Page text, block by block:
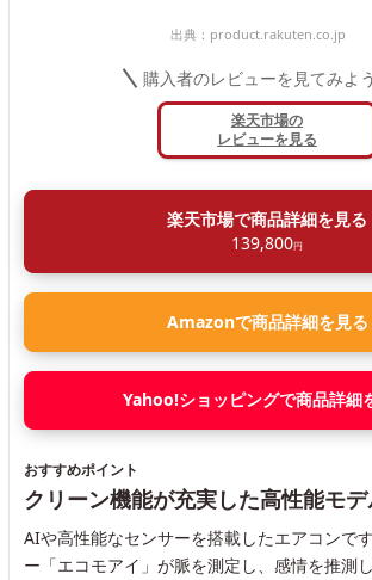
出典： product.rakuten.co.jp
購入者のレビューを見てみよ
楽天市場の
レビューを見る
楽天市場で商品詳細を見る
139,800円
Amazonで商品詳細を見る
Yahoo!ショッピングで商品詳細
おすすめポイント
クリーン機能が充実した高性能モ
AIや高性能なセンサーを搭載したエアコンで
ー「エコモアイ」が脈を測定し、感情を推測